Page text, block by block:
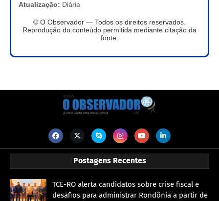
Atualização: Diária
© O Observador — Todos os direitos reservados.
Reprodução do conteúdo permitida mediante citação da
fonte.
Postagens Recentes
TCE-RO alerta candidatos sobre crise fiscal e
desafios para administrar Rondônia a partir de